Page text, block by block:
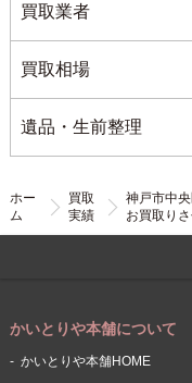
買取業者
買取相場
遺品・生前整理
ホー
ム
買取
実績
神戸市中
お買取り
かいとりや本舗について
かいとりや本舗HOME